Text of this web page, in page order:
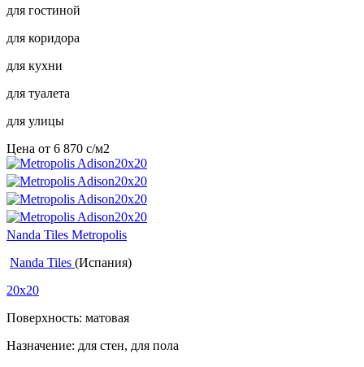
для гостиной
для коридора
для кухни
для туалета
для улицы
Цена от 6 870 c/м2
Nanda Tiles Metropolis
Nanda Tiles (Испания)
20x20
Поверхность: матовая
Назначение: для стен, для пола